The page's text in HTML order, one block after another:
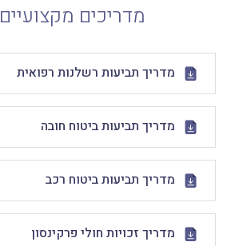
מדריכים מקצועיים
מדריך תביעות רשלנות רפואית
מדריך תביעות ביטוח חובה
מדריך תביעות ביטוח רכב
מדריך זכויות חולי פרקינסון